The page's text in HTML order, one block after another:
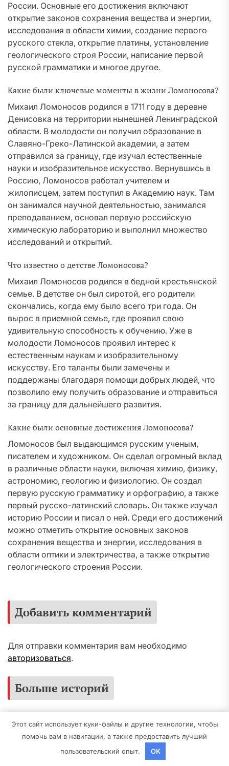
России. Основные его достижения включают
открытие законов сохранения вещества и энергии,
исследования в области химии, создание первого
русского стекла, открытие платины, установление
геологического строя России, написание первой
русской грамматики и многое другое.
Какие были ключевые моменты в жизни Ломоносова?
Михаил Ломоносов родился в 1711 году в деревне
Денисовка на территории нынешней Ленинградской
области. В молодости он получил образование в
Славяно-Греко-Латинской академии, а затем
отправился за границу, где изучал естественные
науки и изобразительное искусство. Вернувшись в
Россию, Ломоносов работал учителем и
жилописцем, затем поступил в Академию наук. Там
он занимался научной деятельностью, занимался
преподаванием, основал первую российскую
химическую лабораторию и выполнил множество
исследований и открытий.
Что известно о детстве Ломоносова?
Михаил Ломоносов родился в бедной крестьянской
семье. В детстве он был сиротой, его родители
скончались, когда ему было всего три года. Он
вырос в приемной семье, где проявил свою
удивительную способность к обучению. Уже в
молодости Ломоносов проявил интерес к
естественным наукам и изобразительному
искусству. Его таланты были замечены и
поддержаны благодаря помощи добрых людей, что
позволило ему получить образование и отправиться
за границу для дальнейшего развития.
Какие были основные достижения Ломоносова?
Ломоносов был выдающимся русским ученым,
писателем и художником. Он сделал огромный вклад
в различные области науки, включая химию, физику,
астрономию, геологию и физиологию. Он создал
первую русскую грамматику и орфографию, а также
первый русско-латинский словарь. Он также изучал
историю России и писал о ней. Среди его достижений
можно отметить открытие основных законов
сохранения вещества и энергии, исследования в
области оптики и электричества, а также открытие
геологического строения России.
Добавить комментарий
Для отправки комментария вам необходимо
авторизоваться.
Больше историй
Галилео Галилей — известный ученый и его
открытия — краткая биография,
достижения и вклад в науку
17 Февраля 2023
Этот сайт использует куки-файлы и другие технологии, чтобы
помочь вам в навигации, а также предоставить лучший
пользовательский опыт.
OK